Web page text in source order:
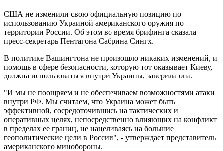
США не изменили свою официальную позицию по
использованию Украиной американского оружия по
территории России. Об этом во время брифинга сказала
пресс-секретарь Пентагона Сабрина Сингх.
В политике Вашингтона не произошло никаких изменений, и
помощь в сфере безопасности, которую тот оказывает Киеву,
должна использоваться внутри Украины, заверила она.
"И мы не поощряем и не обеспечиваем возможностями атаки
внутри РФ. Мы считаем, что Украина может быть
эффективной, сосредоточившись на тактических и
оперативных целях, непосредственно влияющих на конфликт
в пределах ее границ, не нацеливаясь на большие
геополитические цели в России", - утверждает представитель
американского минобороны.